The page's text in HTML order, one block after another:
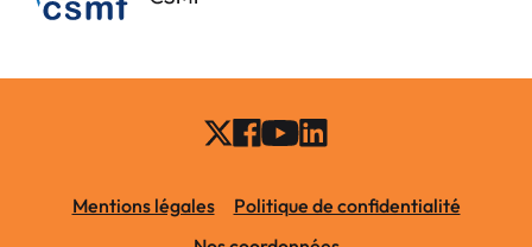
Mentions légales
Politique de confidentialité